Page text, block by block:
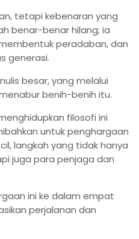
tetapi kebenaran yang
benar-benar hilang; ia
peradaban, dan
generasi.
besar, yang melalui
benih-benih itu.
filosofi ini
untuk penghargaan
langkah yang tidak hanya
juga para penjaga dan
ini ke dalam empat
perjalanan dan